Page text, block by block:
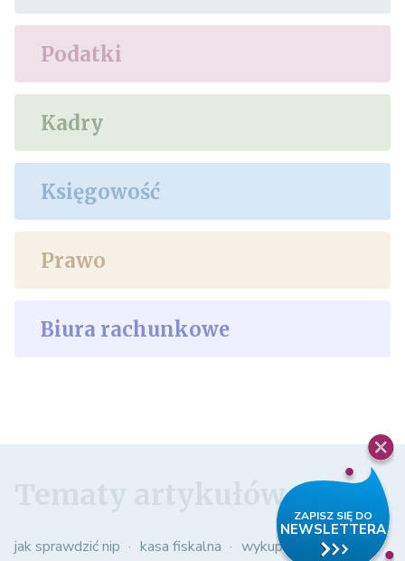
Podatki
Kadry
Księgowość
Prawo
Biura rachunkowe
Tematy artykułów
jak sprawdzić nip kasa fiskalna
wykup samochodu z